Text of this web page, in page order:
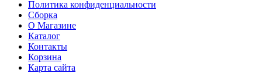
Политика конфиденциальности
Сборка
О Магазине
Каталог
Контакты
Корзина
Карта сайта